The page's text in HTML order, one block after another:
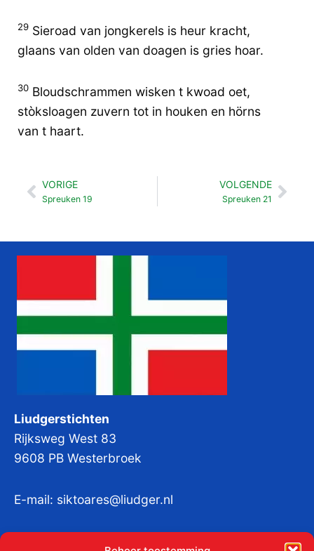
29 Sieroad van jongkerels is heur kracht,
glaans van olden van doagen is gries hoar.
30 Bloudschrammen wisken t kwoad oet,
stòksloagen zuvern tot in houken en hörns
van t haart.
Vorige
VORIGE
Spreuken 19
VOLGENDE
Spreuken 21
Liudgerstichten
Rijksweg West 83
9608 PB Westerbroek
E-mail: siktoares@liudger.nl